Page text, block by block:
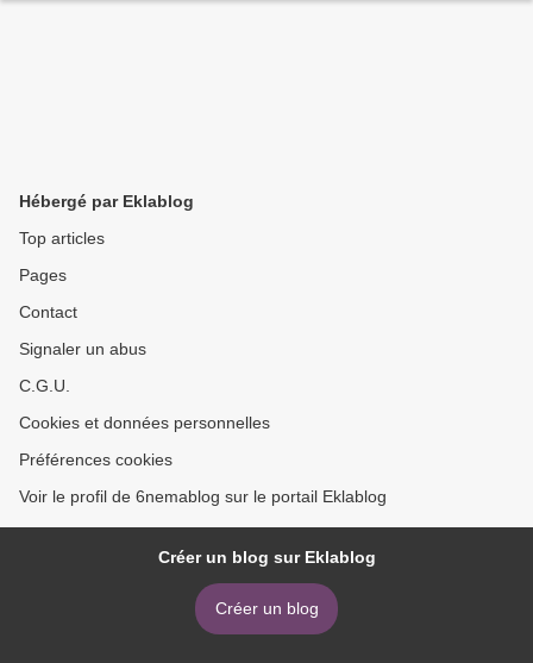
Hébergé par Eklablog
Top articles
Pages
Contact
Signaler un abus
C.G.U.
Cookies et données personnelles
Préférences cookies
Voir le profil de 6nemablog sur le portail Eklablog
Créer un blog sur Eklablog
Créer un blog